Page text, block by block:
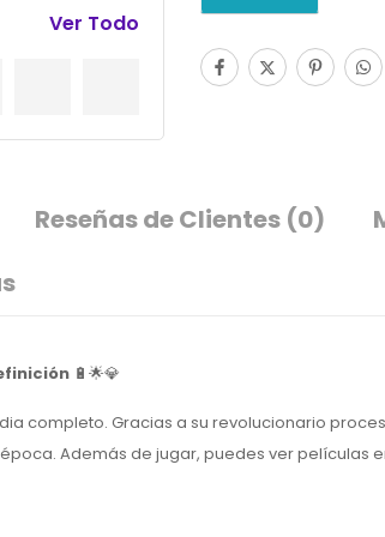
Ver Todo
Reseñas de Clientes (0)
🔋🌟💎
completo. Gracias a su revolucionario
Además de jugar, puedes ver películas